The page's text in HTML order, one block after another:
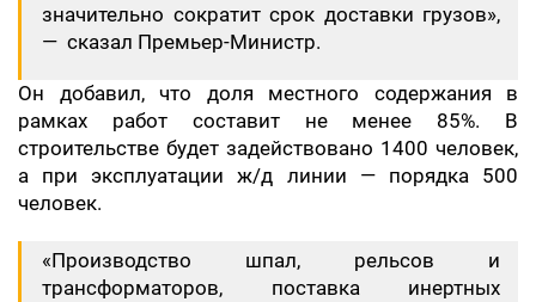
значительно сократит срок доставки грузов»,
— сказал Премьер-Министр.
Он добавил, что доля местного содержания в
рамках работ составит не менее 85%. В
строительстве будет задействовано 1400 человек,
а при эксплуатации ж/д линии — порядка 500
человек.
«Производство шпал, рельсов и
трансформаторов, поставка инертных